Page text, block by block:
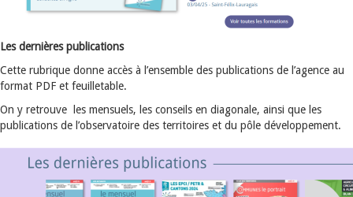
Les dernières publications
Cette rubrique donne accès à l’ensemble des publications de l’agence au
format PDF et feuilletable.
On y retrouve les mensuels, les conseils en diagonale, ainsi que les
publications de l’observatoire des territoires et du pôle développement.